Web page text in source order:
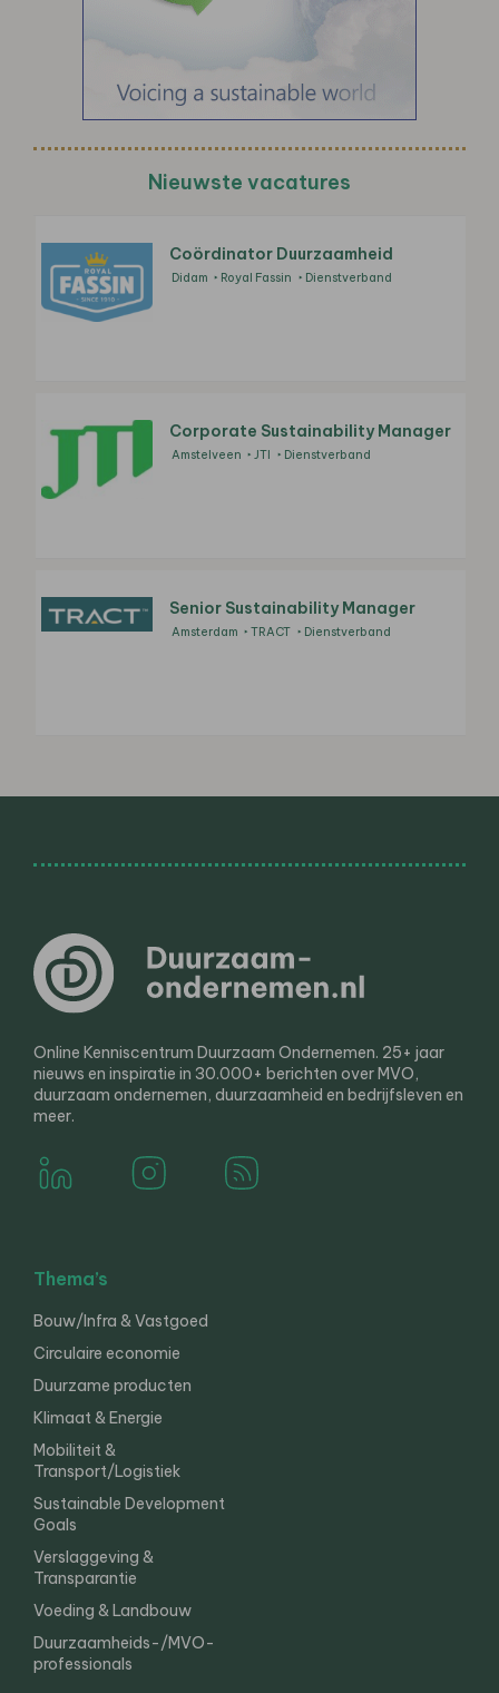
Nieuwste vacatures
Coördinator Duurzaamheid
Didam Royal Fassin Dienstverband
Corporate Sustainability Manager
Amstelveen JTI Dienstverband
Senior Sustainability Manager
Amsterdam TRACT Dienstverband
Online Kenniscentrum Duurzaam Ondernemen. 25+ jaar
nieuws en inspiratie in 30.000+ berichten over MVO,
duurzaam ondernemen, duurzaamheid en bedrijfsleven en
meer.
Thema’s
Bouw/Infra & Vastgoed
Circulaire economie
Duurzame producten
Klimaat & Energie
Mobiliteit &
Transport/Logistiek
Sustainable Development
Goals
Verslaggeving &
Transparantie
Voeding & Landbouw
Duurzaamheids-/MVO-
professionals